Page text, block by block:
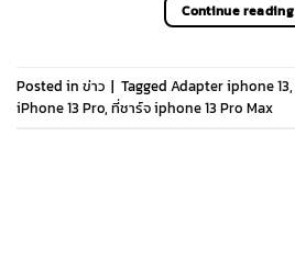
Continue reading
Posted in ข่าว | Tagged Adapter iphone 13,
iPhone 13 Pro, ที่ชาร์จ iphone 13 Pro Max